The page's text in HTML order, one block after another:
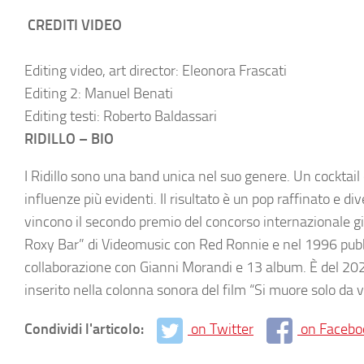
CREDITI VIDEO
Editing video, art director: Eleonora Frascati
Editing 2: Manuel Benati
Editing testi: Roberto Baldassari
RIDILLO – BIO
I Ridillo sono una band unica nel suo genere. Un
influenze più evidenti. Il risultato è un pop raffinato e
vincono il secondo premio del concorso internazionale
Roxy Bar” di Videomusic con Red Ronnie e nel 1996
collaborazione con Gianni Morandi e 13 album. È del
inserito nella colonna sonora del film “Si muore solo da
Condividi l'articolo: on Twitter on